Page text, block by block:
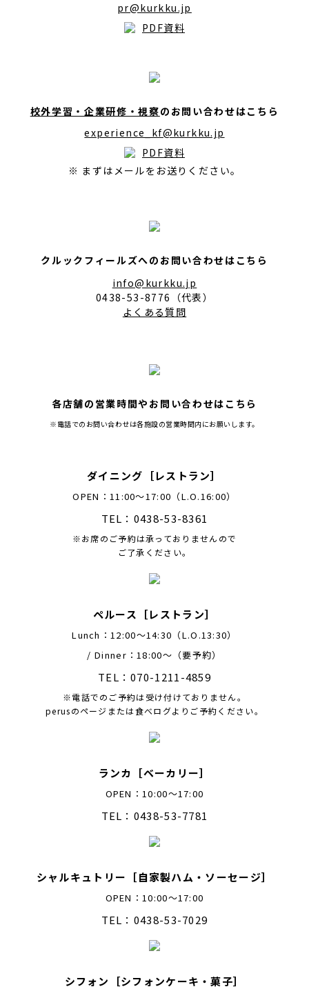
pr@kurkku.jp
PDF資料
校外学習・企業研修・視察のお問い合わせはこちら
experience_kf@kurkku.jp
PDF資料
※ まずはメールをお送りください。
クルックフィールズへのお問い合わせはこちら
info@kurkku.jp
0438-53-8776（代表）
よくある質問
各店舗の営業時間やお問い合わせはこちら
※電話でのお問い合わせは各施設の営業時間内にお願いします。
ダイニング［レストラン］
OPEN：11:00～17:00（L.O.16:00）
TEL：0438-53-8361
※お席のご予約は承っておりませんので
ご了承ください。
ペルース［レストラン］
Lunch：12:00〜14:30（L.O.13:30）
/ Dinner：18:00〜（要予約）
TEL：070-1211-4859
※電話でのご予約は受け付けておりません。
perusのページまたは食べログよりご予約ください。
ランカ［ベーカリー］
OPEN：10:00～17:00
TEL：0438-53-7781
シャルキュトリー［自家製ハム・ソーセージ］
OPEN：10:00～17:00
TEL：0438-53-7029
シフォン［シフォンケーキ・菓子］